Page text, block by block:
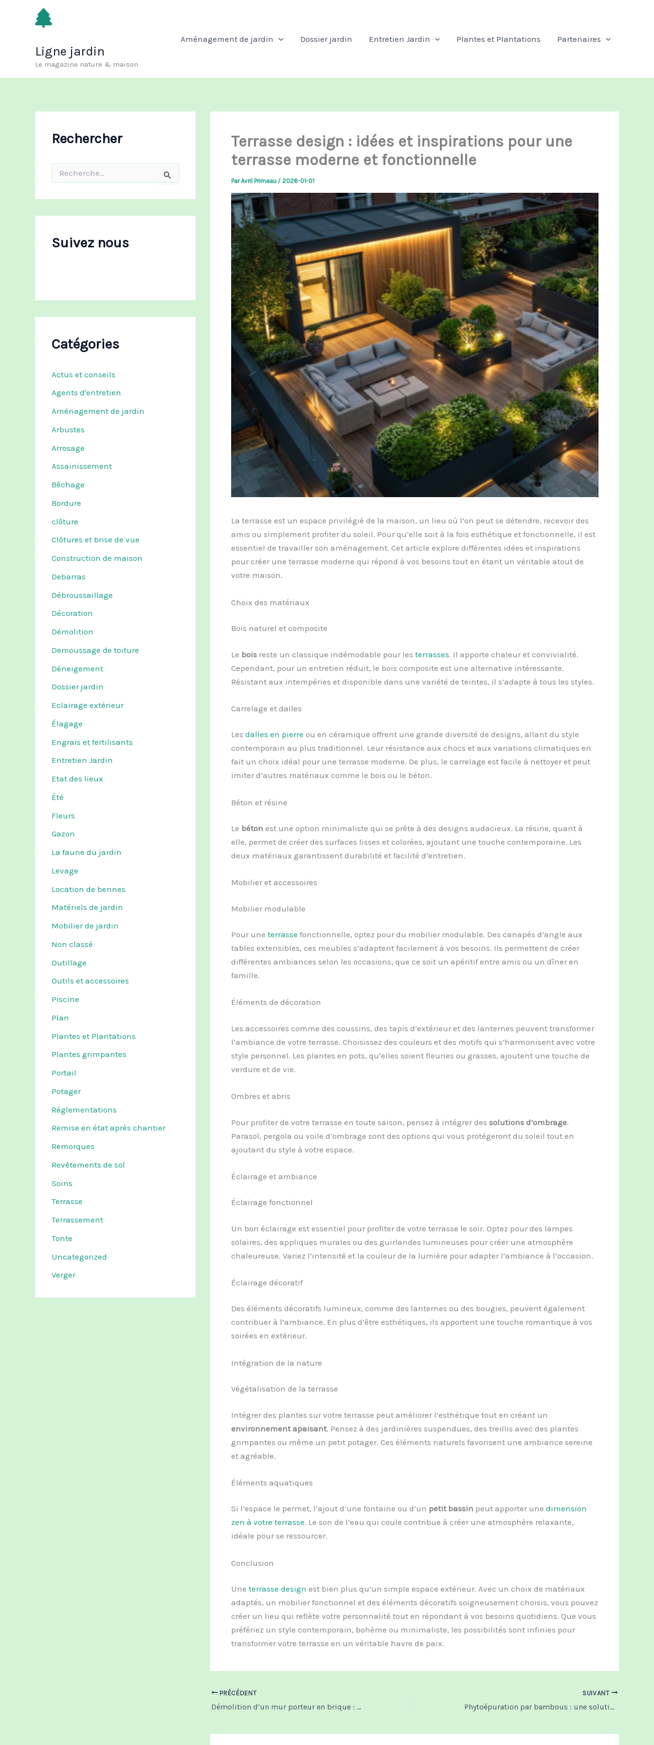
Ligne jardin
Le magazine nature & maison
Aménagement de jardin Dossier jardin Entretien Jardin Plantes et Plantations Partenaires
Rechercher
r
eSuivez nous
Catégories
Actus et conseils
Agents d'entretien
Aménagement de jardin
Arbustes
Arrosage
Assainissement
Bêchage
Bordure
clôture
Clôtures et brise de vue
Construction de maison
Debarras
Débroussaillage
Décoration
Démolition
Demoussage de toiture
Déneigement
Dossier jardin
Eclairage extérieur
Élagage
Engrais et fertilisants
Entretien Jardin
Etat des lieux
Été
Fleurs
Gazon
La faune du jardin
Levage
Location de bennes
Matériels de jardin
Mobilier de jardin
Non classé
Outillage
Outils et accessoires
Piscine
Plan
Plantes et Plantations
Plantes grimpantes
Portail
Potager
Réglementations
Remise en état après chantier
Remorques
Revêtements de sol
Soins
Terrasse
Terrassement
Tonte
Uncategorized
Verger
Terrasse design : idées et inspirations pour une
terrasse moderne et fonctionnelle
ParAvril Primeau / 2026-01-01
La terrasse est un espace privilégié de la maison, un lieu où l’on peut se détendre, recevoir des
amis ou simplement profiter du soleil. Pour qu’elle soit à la fois esthétique et fonctionnelle, il est
essentiel de travailler son aménagement. Cet article explore différentes idées et inspirations
pour créer une terrasse moderne qui répond à vos besoins tout en étant un véritable atout de
votre maison.
Choix des matériaux
Bois naturel et composite
Le boisreste un classique indémodable pour les terrasses. Il apporte chaleur et convivialité.
Cependant, pour un entretien réduit, le bois composite est une alternative intéressante.
Résistant aux intempéries et disponible dans une variété de teintes, il s’adapte à tous les styles.
Carrelage et dalles
Les dalles en pierre ou en céramique offrent une grande diversité de designs, allant du style
contemporain au plus traditionnel. Leur résistance aux chocs et aux variations climatiques en
fait un choix idéal pour une terrasse moderne. De plus, le carrelage est facile à nettoyer et peut
imiter d’autres matériaux comme le bois ou le béton.
Béton et résine
Le béton est une option minimaliste qui se prête à des designs audacieux. La résine, quant à
elle, permet de créer des surfaces lisses et colorées, ajoutant une touche contemporaine. Les
deux matériaux garantissent durabilité et facilité d’entretien.
Mobilier et accessoires
Mobilier modulable
Pour une terrasse fonctionnelle, optez pour du mobilier modulable. Des canapés d’angle aux
tables extensibles, ces meubles s’adaptent facilement à vos besoins. Ils permettent de créer
différentes ambiances selon les occasions, que ce soit un apéritif entre amis ou un dîner en
famille.
Éléments de décoration
Les accessoires comme des coussins, des tapis d’extérieur et des lanternes peuvent transformer
l’ambiance de votre terrasse. Choisissez des couleurs et des motifs qui s’harmonisent avec votre
style personnel. Les plantes en pots, qu’elles soient fleuries ou grasses, ajoutent une touche de
verdure et de vie.
Ombres et abris
Pour profiter de votre terrasse en toute saison, pensez à intégrer des solutions d’ombrage.
Parasol, pergola ou voile d’ombrage sont des options qui vous protégeront du soleil tout en
ajoutant du style à votre espace.
Éclairage et ambiance
Éclairage fonctionnel
Un bon éclairage est essentiel pour profiter de votre terrasse le soir. Optez pour des lampes
solaires, des appliques murales ou des guirlandes lumineuses pour créer une atmosphère
chaleureuse. Variez l’intensité et la couleur de la lumière pour adapter l’ambiance à l’occasion.
Éclairage décoratif
Des éléments décoratifs lumineux, comme des lanternes ou des bougies, peuvent également
contribuer à l’ambiance. En plus d’être esthétiques, ils apportent une touche romantique à vos
soirées en extérieur.
Intégration de la nature
Végétalisation de la terrasse
Intégrer des plantes sur votre terrasse peut améliorer l’esthétique tout en créant un
environnement apaisant. Pensez à des jardinières suspendues, des treillis avec des plantes
grimpantes ou même un petit potager. Ces éléments naturels favorisent une ambiance sereine
et agréable.
Éléments aquatiques
Si l’espace le permet, l’ajout d’une fontaine ou d’un petit bassin peut apporter une dimension
zen à votre terrasse. Le son de l’eau qui coule contribue à créer une atmosphère relaxante,
idéale pour se ressourcer.
Conclusion
Une terrasse design est bien plus qu’un simple espace extérieur. Avec un choix de matériaux
adaptés, un mobilier fonctionnel et des éléments décoratifs soigneusement choisis, vous pouvez
créer un lieu qui reflète votre personnalité tout en répondant à vos besoins quotidiens. Que vous
préfériez un style contemporain, bohème ou minimaliste, les possibilités sont infinies pour
transformer votre terrasse en un véritable havre de paix.
PRÉCÉDENT
Démolition d’un mur porteur en brique : gérer la poussière rouge
SUIVANT
Phytoépuration par bambous : une solution d’assainissement écologique